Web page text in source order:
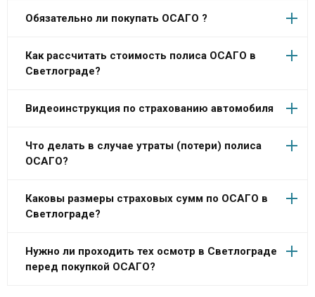
Обязательно ли покупать ОСАГО ?
Как рассчитать стоимость полиса ОСАГО в
Светлограде?
Видеоинструкция по страхованию автомобиля
Что делать в случае утраты (потери) полиса
ОСАГО?
Каковы размеры страховых сумм по ОСАГО в
Светлограде?
Нужно ли проходить тех осмотр в Светлограде
перед покупкой ОСАГО?